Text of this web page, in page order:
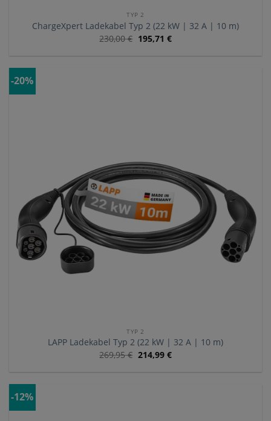
TYP 2
ChargeXpert Ladekabel Typ 2 (22 kW | 32 A | 10 m)
230,00€ 195,71 €
-20%
TYP 2
LAPP Ladekabel Typ 2 (22 kW | 32 A | 10 m)
269,95€ 214,99 €
-12%